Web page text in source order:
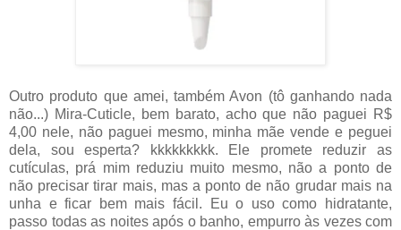
Outro produto que amei, também Avon (tô ganhando nada
não...) Mira-Cuticle, bem barato, acho que não paguei R$
4,00 nele, não paguei mesmo, minha mãe vende e peguei
dela, sou esperta? kkkkkkkkk. Ele promete reduzir as
cutículas, prá mim reduziu muito mesmo, não a ponto de
não precisar tirar mais, mas a ponto de não grudar mais na
unha e ficar bem mais fácil. Eu o uso como hidratante,
passo todas as noites após o banho, empurro às vezes com